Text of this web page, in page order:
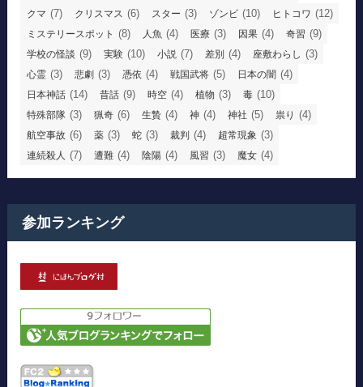
クマ (7) クリスマス (6) スター (3) ゾンビ (10) ヒトコワ (12)
ミステリースポット (8) 人魚 (4) 医療 (3) 因果 (4) 奇習 (9)
学校の怪談 (9) 実験 (10) 小説 (7) 差別 (4) 座敷わらし (3)
心霊 (3) 悲劇 (3) 憑依 (4) 戦国武将 (5) 日本の闇 (4)
日本神話 (14) 昔話 (9) 時空 (4) 植物 (3) 毒 (10)
特殊部隊 (3) 猟奇 (6) 生贄 (4) 神 (4) 神社 (5) 祟り (4)
航空事故 (6) 薬 (3) 蛇 (3) 裁判 (4) 超常現象 (3)
連続殺人 (7) 遭難 (4) 陰陽 (4) 風習 (3) 魔女 (4)
参加ランキング